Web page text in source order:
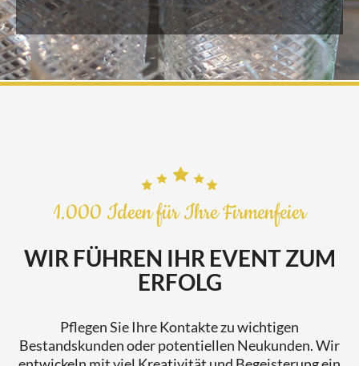
1.000 Ideen für Ihre Firmenfeier
WIR FÜHREN IHR EVENT ZUM
ERFOLG
Pflegen Sie Ihre Kontakte zu wichtigen
Bestandskunden oder potentiellen Neukunden. Wir